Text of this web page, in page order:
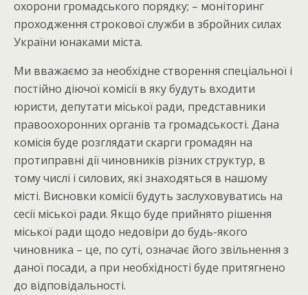
охорони громадського порядку; – моніторинг
проходження строкової служби в збройних силах
України юнаками міста.
Ми вважаємо за необхідне створення спеціальної і
постійно діючої комісії в яку будуть входити
юристи, депутати міської ради, представники
правоохоронних органів та громадськості. Дана
комісія буде розглядати скарги громадян на
протиправні дії чиновників різних структур, в
тому числі і силових, які знаходяться в нашому
місті. Висновки комісії будуть заслуховуватись на
сесії міської ради. Якщо буде прийнято рішення
міської ради щодо недовіри до будь-якого
чиновника – це, по суті, означає його звільнення з
даної посади, а при необхідності буде притягнено
до відповідальності.